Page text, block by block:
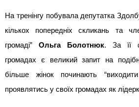
На тренінгу побувала депутатка
кількох попередніх скликань та
громаді” Ольга Болотнюк. За її
громадах є великий запит на
більше жінок починають
проявлятись у своїх громадах як